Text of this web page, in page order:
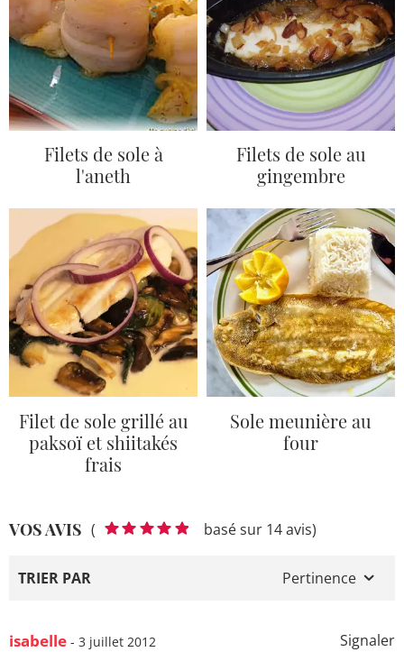
Filets de sole à
l'aneth
Filets de sole au
gingembre
Filet de sole grillé au
paksoï et shiitakés
frais
Sole meunière au
four
VOS AVIS ( basé sur 14 avis)
TRIER PAR Pertinence
Signaler
isabelle - 3 juillet 2012